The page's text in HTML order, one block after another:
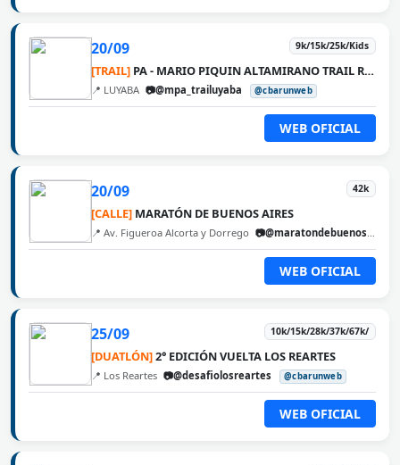
20/09 9k/15k/25k/Kids
[TRAIL] PA - MARIO PIQUIN ALTAMIRANO TRAIL RUNNING
📍 LUYABA 📷@mpa_trailuyaba @cbarunweb
WEB OFICIAL
20/09 42k
[CALLE] MARATÓN DE BUENOS AIRES
📍 Av. Figueroa Alcorta y Dorrego 📷@maratondebuenosaires
WEB OFICIAL
25/09 10k/15k/28k/37k/67k/
[DUATLÓN]2° EDICIÓN VUELTA LOS REARTES
📍 Los Reartes 📷@desafiolosreartes @cbarunweb
WEB OFICIAL